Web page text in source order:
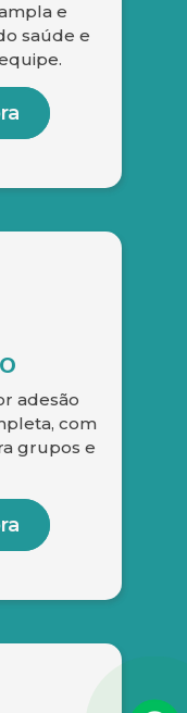
e
saúde e
adesão
com
grupos e